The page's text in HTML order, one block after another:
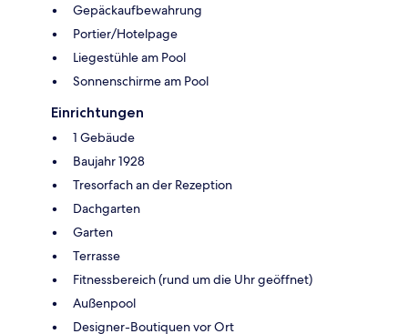
Gepäckaufbewahrung
Portier/Hotelpage
Liegestühle am Pool
Sonnenschirme am Pool
Einrichtungen
1 Gebäude
Baujahr 1928
Tresorfach an der Rezeption
Dachgarten
Garten
Terrasse
Fitnessbereich (rund um die Uhr geöffnet)
Außenpool
Designer-Boutiquen vor Ort